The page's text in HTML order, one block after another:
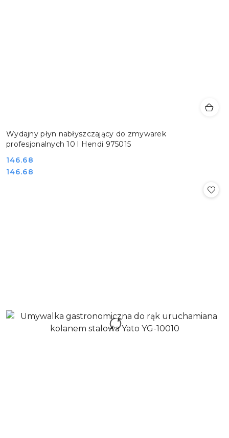
Wydajny płyn nabłyszczający do zmywarek
profesjonalnych 10 l Hendi 975015
Cena:
146.68
Cena:
146.68